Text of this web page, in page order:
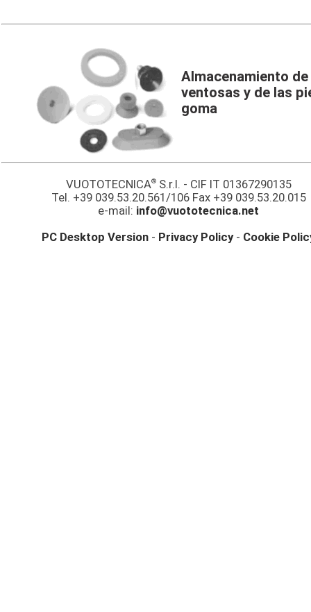
Almacenamiento
ventosas y de las
goma
VUOTOTECNICA® S.r.l. - CIF IT 01367290135
Tel. +39 039.53.20.561/106 Fax +39 039.53.20.015
e-mail: info@vuototecnica.net
PC Desktop Version - Privacy Policy- Cookie